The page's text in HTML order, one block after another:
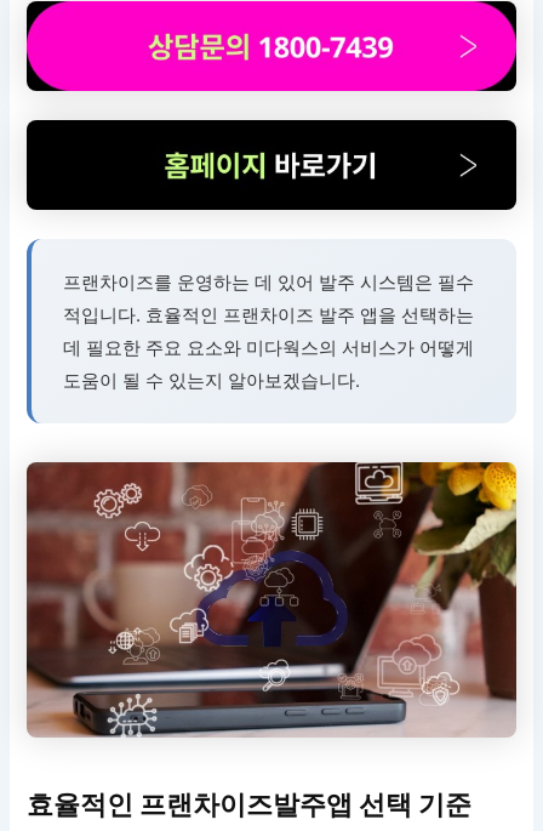
프랜차이즈를 운영하는 데 있어 발주 시스템은 필수
적입니다. 효율적인 프랜차이즈 발주 앱을 선택하는
데 필요한 주요 요소와 미다웍스의 서비스가 어떻게
도움이 될 수 있는지 알아보겠습니다.
효율적인 프랜차이즈발주앱 선택 기준